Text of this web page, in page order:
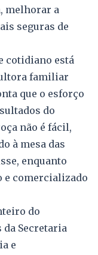
melhorar a
seguras de
cotidiano está
familiar
que o esforço
do
não é fácil,
à mesa das
enquanto
e comercializado
do
da Secretaria
e